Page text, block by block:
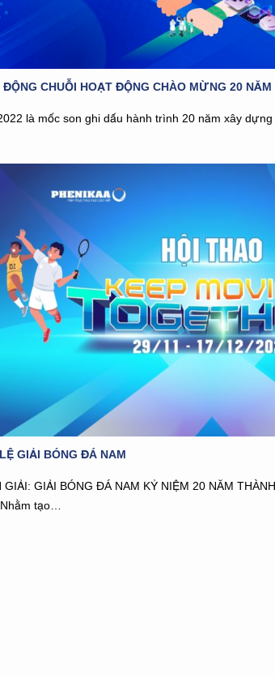
ĐỘNG CHUỖI HOẠT ĐỘNG CHÀO MỪNG 20
là mốc son ghi dấu hành trình 20 năm xây
GIẢI BÓNG ĐÁ NAM
GIẢI: GIẢI BÓNG ĐÁ NAM KỶ NIỆM 20 NĂM
tạo…